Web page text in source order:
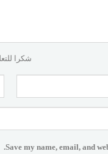
شكرا
Save my name, email, and